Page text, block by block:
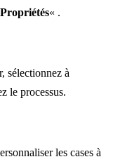
« .
sélectionnez à
le processus.
les cases à